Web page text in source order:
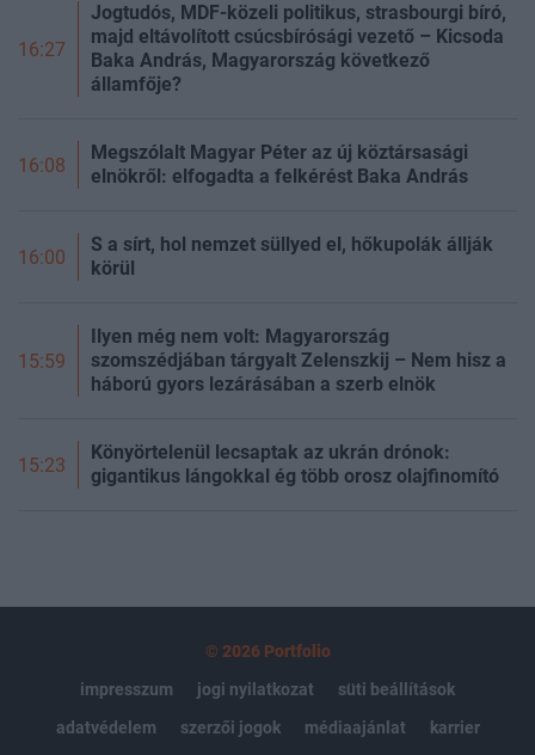
16:27
Jogtudós, MDF-közeli politikus, strasbourgi bíró,
majd eltávolított csúcsbírósági vezető – Kicsoda
Baka András, Magyarország következő
államfője?
16:08
Megszólalt Magyar Péter az új köztársasági
elnökről: elfogadta a felkérést Baka András
16:00
S a sírt, hol nemzet süllyed el, hőkupolák állják
körül
15:59
Ilyen még nem volt: Magyarország
szomszédjában tárgyalt Zelenszkij – Nem hisz a
háború gyors lezárásában a szerb elnök
15:23
Könyörtelenül lecsaptak az ukrán drónok:
gigantikus lángokkal ég több orosz olajfinomító
© 2026 Portfolio
impresszum
jogi nyilatkozat
süti beállítások
adatvédelem
szerzői jogok médiaajánlat karrier